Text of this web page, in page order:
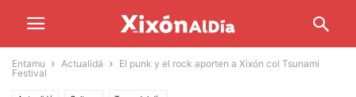
Entamu Actualidá
El punk y el rock aporten a Xixón col Tsunami
Festival